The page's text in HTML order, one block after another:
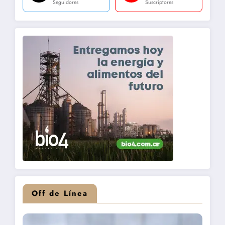
Seguidores Suscriptores
Off de Línea